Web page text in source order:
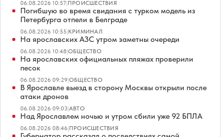
06.08.2026 10:57|ПРОИСШЕСТВИЯ
Погибшую во время свидания с турком модель из
Петербурга отпели в Белграде
06.08.2026 10:55|КРИМИНАЛ
На ярославских АЗС утром заметны очереди
06.08.2026 10:48|ОБЩЕСТВО
На ярославских официальных пляжах проверили
песок
06.08.2026 09:29|ОБЩЕСТВО
В Ярославле выезд в сторону Москвы открыли после
атаки дронов
06.08.2026 09:03|АВТО
Над Ярославлем ночью и утром сбили уже 92 БПЛА
06.08.2026 08:46|ПРОИСШЕСТВИЯ